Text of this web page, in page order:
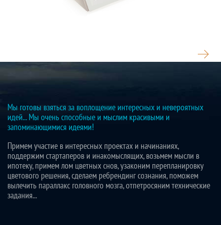
Мы готовы взяться за воплощение интересных и невероятных
идей... Мы очень способные и мыслим красивыми и
запоминающимися идеями!
Примем участие в интересных проектах и начинаниях,
поддержим стартаперов и инакомыслящих, возьмем мысли в
ипотеку, примем лом цветных снов, узаконим перепланировку
цветового решения, сделаем ребрендинг сознания, поможем
вылечить параллакс головного мозга, отпетросяним технические
задания...